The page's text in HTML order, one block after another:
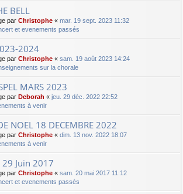
BELL
par Christophe « mar. 19 sept. 2023 11:32
et evenements passés
2024
par Christophe « sam. 19 août 2023 14:24
sur la chorale
MARS 2023
par Deborah « jeu. 29 déc. 2022 22:52
à venir
NOEL 18 DECEMBRE 2022
par Christophe « dim. 13 nov. 2022 18:07
à venir
Juin 2017
par Christophe « sam. 20 mai 2017 11:12
et evenements passés